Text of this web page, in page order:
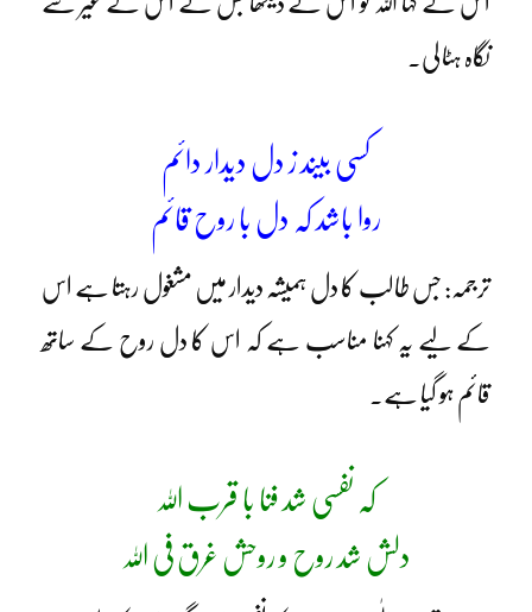
نگاہ ہٹا لی۔
کسی بیند ز دل دیدار دائم
روا باشد کہ دل با روح قائم
ترجمہ: جس طالب کا دل ہمیشہ دیدار میں مشغول رہتا ہے اس
کے لیے یہ کہنا مناسب ہے کہ اس کا دل روح کے ساتھ
قائم ہو گیا ہے۔
کہ نفسی شد فنا با قرب اللہ
دلش شد روح و روحش غرق فی اللہ